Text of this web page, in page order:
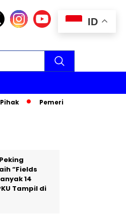
Pemeriksaan Wakil Menteri
“Fields
14
Tampil di
ID